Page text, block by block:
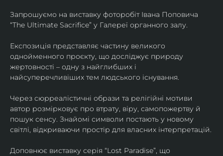
Запрошуємо на виставку фоторобіт Івана Поповича
“The Ultimate Sacrifice” у Галереї органного залу.
Експозиція представляє частину великого
однойменного проєкту, що досліджує природу
жертовності – одну з найглибших і
найсуперечливіших тем людського існування.
Через сюрреалістичні образи та релігійні мотиви
автор розмірковує про втрату, віру, самопожертву й
пошук сенсу. Знайомі символи постають у новому
світлі, відкриваючи простір для власних інтерпретацій.
Доповнює виставку серія “Lost Paradise”, що